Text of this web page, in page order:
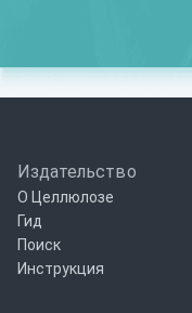
Издательство
О Целлюлозе
Гид
Поиск
Инструкция